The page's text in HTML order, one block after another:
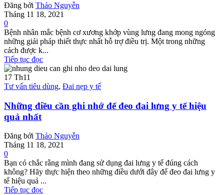
Đăng bởi Thảo Nguyễn
Tháng 11 18, 2021
0
Bệnh nhân mắc bệnh cơ xương khớp vùng lưng đang mong ngóng
những giải pháp thiết thực nhất hỗ trợ điều trị. Một trong những
cách được k...
Tiếp tục đọc
17 Th11
Tư vấn tiêu dùng, Đai nẹp y tế
Những điều cần ghi nhớ để đeo đai lưng y tế hiệu
quả nhất
Đăng bởi Thảo Nguyễn
Tháng 11 18, 2021
0
Bạn có chắc rằng mình đang sử dụng đai lưng y tế đúng cách
không? Hãy thực hiện theo những điều dưới đây để đeo đai lưng y
tế hiệu quả ...
Tiếp tục đọc